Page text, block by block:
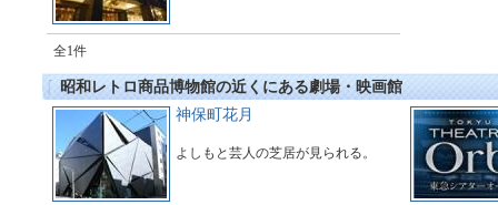
全1件
昭和レトロ商品博物館の近くにある劇場・映画館
神保町花月
よしもと芸人の芝居が見られる。